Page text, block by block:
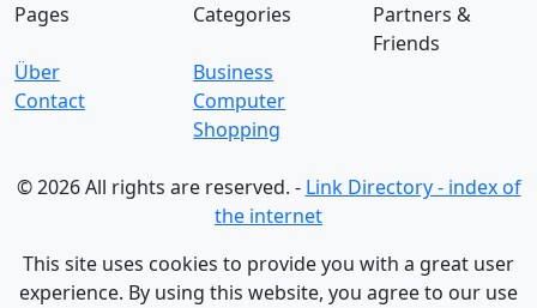
Pages
Über
Contact
Categories
Business
Computer
Shopping
Partners &
Friends
© 2026 All rights are reserved. - Link Directory - index of
the internet
This site uses cookies to provide you with a great user
experience. By using this website, you agree to our use